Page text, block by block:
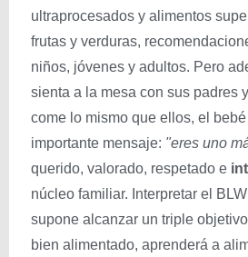
ultraprocesados y alimentos
frutas y verduras,
niños, jóvenes y adultos. Pero
sienta a la mesa con sus padres
come lo mismo que ellos, el
importante mensaje: "eres uno
querido, valorado, respetado e
núcleo familiar. Interpretar el
supone alcanzar un triple
bien alimentado, aprenderá a